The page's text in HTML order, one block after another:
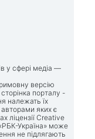
у сфері медіа —
версію
порталу -
належать їх
авторами яких є
ліцензії Creative
Україна» може
не підлягають